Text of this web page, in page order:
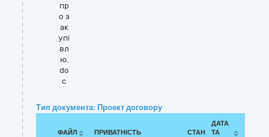
пр
о з
ак
упі
вл
ю.
do
c
Тип документа: Проект договору
ФАЙЛ ПРИВАТНІСТЬ СТАН
ДАТА
ТА